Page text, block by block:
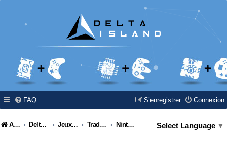
FAQ Connexion
S’enregistrer
Accueil Delta Island Jeux Video Traductions de jeux vidéos / Video games translations / Video games moddings Nintendo Gameboy / Gameboy Color / Gameboy Advance Select Language ▼